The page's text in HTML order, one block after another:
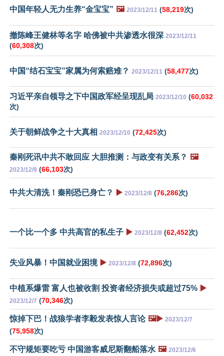
中国年轻人无力生养“金宝宝” 🖼️ 2023/12/11 (58,219次)
撤陈峰王健林等名字 哈佛被中共渗透水很深 2023/12/11
(60,308次)
中国“结石宝宝”家属为何索赔难？ 2023/12/11 (58,477次)
习近平亲自领导之下中国政军经呈现乱局 2023/12/10 (60,032
次)
关于朝鲜战争之十大真相 2023/12/10 (72,425次)
秦刚死讯中共不敢回应 大胆推测：与政变有关系？ 🖼️
2023/12/9 (66,103次)
中共大清洗！秦刚恐已身亡？ ▶️ 2023/12/8 (76,286次)
一个比一个多 中共高官的私生子 ▶️ 2023/12/8 (62,452次)
失业风暴！中国就业困境 ▶️ 2023/12/8 (72,896次)
中植系爆雷 富人也被收割 投资者经济损失或超过75% ▶️
2023/12/7 (70,346次)
惊掉下巴！战狼学者李毅发表惊人言论 🖼️▶️ 2023/12/7
(75,958次)
不守规矩要吃亏 中国游客威尼斯翻船落水 🖼️ 2023/12/6